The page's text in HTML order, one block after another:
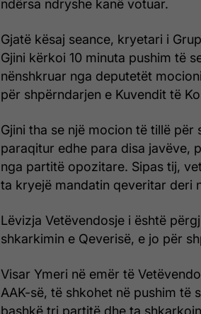
ndërsa ndryshe kanë votuar.
Gjatë kësaj seance, kryetari i
Gjini kërkoi 10 minuta pushim të
nënshkruar nga deputetët
për shpërndarjen e Kuvendit të
Gjini tha se një mocion të tillë
paraqitur edhe para disa javëve,
nga partitë opozitare. Sipas tij,
ta kryejë mandatin qeveritar deri
Lëvizja Vetëvendosje i është
shkarkimin e Qeverisë, e jo për
Visar Ymeri në emër të
AAK-së, të shkohet në pushim të
bashkë tri partitë dhe ta